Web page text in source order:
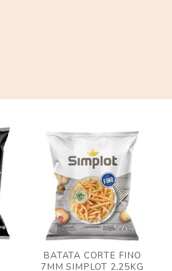
BATATA CORTE FINO
7MM SIMPLOT 2,25KG